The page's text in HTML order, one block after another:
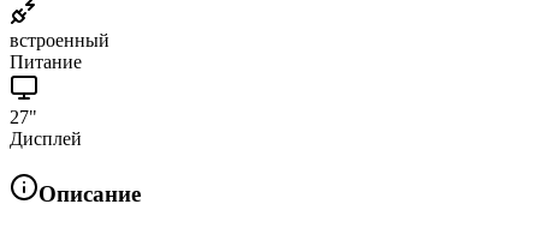
встроенный
Питание
27"
Дисплей
Описание